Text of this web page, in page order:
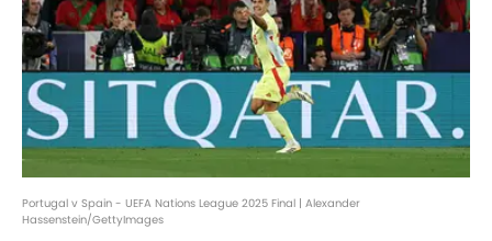
Portugal v Spain - UEFA Nations League 2025 Final | Alexander
Hassenstein/GettyImages